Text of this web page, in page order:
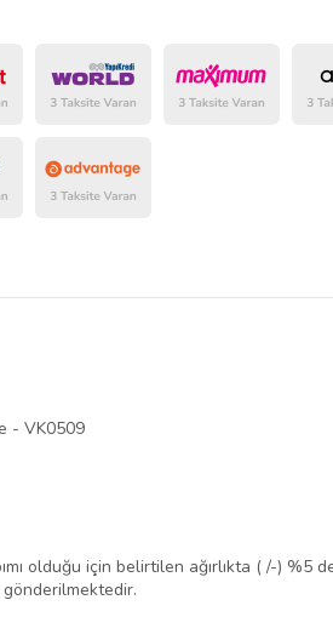
- VK0509
olduğu için belirtilen ağırlıkta ( /-) %5